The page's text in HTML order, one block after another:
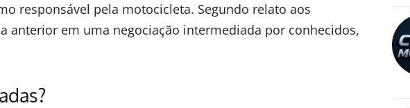
responsável pela motocicleta. Segundo relato aos
anterior em uma negociação intermediada por conhecidos,